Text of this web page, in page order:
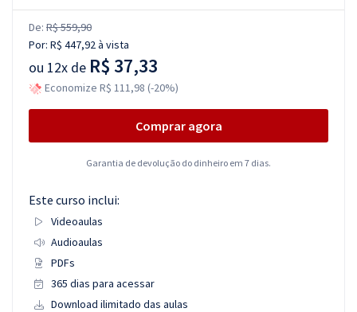
De: R$ 559,90
Por: R$ 447,92à vista
ou 12x de R$ 37,33
Economize R$ 111,98 (-20%)
Comprar agora
Garantia de devolução do dinheiro em 7 dias.
Este curso inclui:
Videoaulas
Audioaulas
PDFs
365 dias para acessar
Download ilimitado das aulas